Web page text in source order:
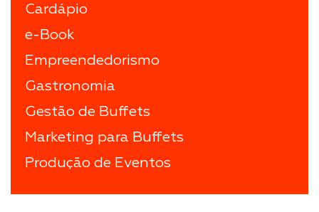
Cardápio
e-Book
Empreendedorismo
Gastronomia
Gestão de Buffets
Marketing para Buffets
Produção de Eventos